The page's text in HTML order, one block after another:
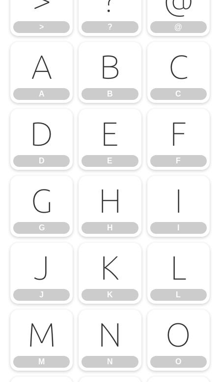
> ? @
A
A
B
B
C
C
D
D
E
E
F
F
G
G
H
H
I
J
J
K
K
L
L
M
M
N
N
O
O